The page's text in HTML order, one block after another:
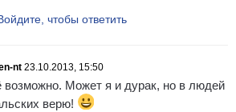
чтобы ответить
nt 23.10.2013, 15:50
возможно. Может я и дурак, но в людей
верю!